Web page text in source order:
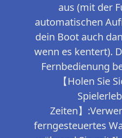
aus (mit der
automatischen
dein Boot auch
wenn es kentert).
Fernbedienung
【Holen Sie
Zeiten】
ferngesteuertes